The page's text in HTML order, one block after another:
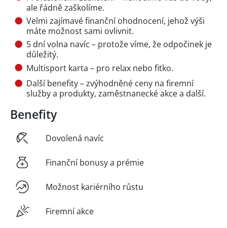
ale řádně zaškolíme.
Velmi zajímavé finanční ohodnocení, jehož výši
máte možnost sami ovlivnit.
5 dní volna navíc – protože víme, že odpočinek je
důležitý.
Multisport karta – pro relax nebo fitko.
Další benefity – zvýhodněné ceny na firemní
služby a produkty, zaměstnanecké akce a další.
Benefity
Dovolená navíc
Finanční bonusy a prémie
Možnost kariérního růstu
Firemní akce